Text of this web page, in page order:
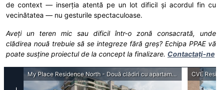
de context — inserția atentă pe un lot dificil și acordul fin cu
vecinătatea — nu gesturile spectaculoase.
Aveți un teren mic sau dificil într-o zonă consacrată, unde
clădirea nouă trebuie să se integreze fără greș? Echipa PPAE vă
poate susține proiectul de la concept la finalizare. Contactați-ne
My Place Residence North - Două clădiri cu apartamente și spații comerciale